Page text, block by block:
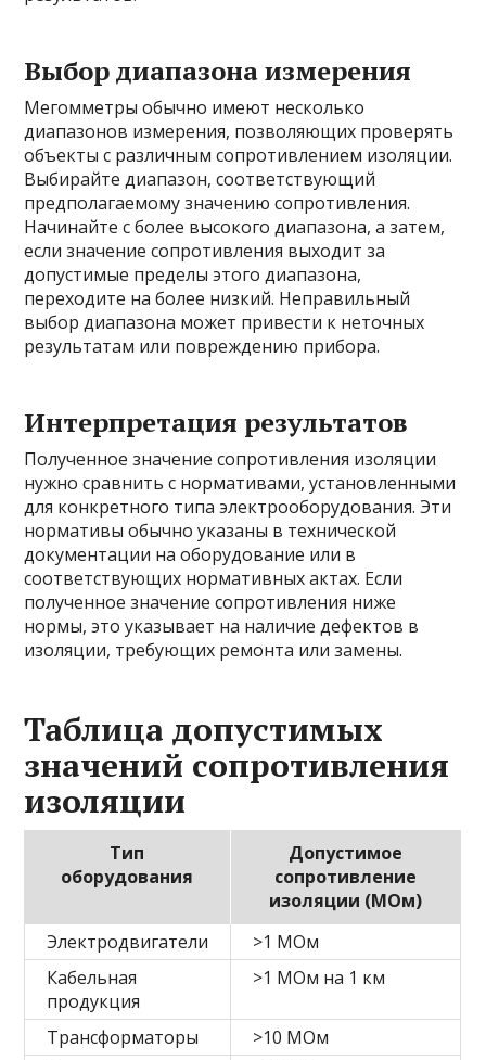
Выбор диапазона измерения
Мегомметры обычно имеют несколько
диапазонов измерения, позволяющих проверять
объекты с различным сопротивлением изоляции.
Выбирайте диапазон, соответствующий
предполагаемому значению сопротивления.
Начинайте с более высокого диапазона, а затем,
если значение сопротивления выходит за
допустимые пределы этого диапазона,
переходите на более низкий. Неправильный
выбор диапазона может привести к неточных
результатам или повреждению прибора.
Интерпретация результатов
Полученное значение сопротивления изоляции
нужно сравнить с нормативами, установленными
для конкретного типа электрооборудования. Эти
нормативы обычно указаны в технической
документации на оборудование или в
соответствующих нормативных актах. Если
полученное значение сопротивления ниже
нормы, это указывает на наличие дефектов в
изоляции, требующих ремонта или замены.
Таблица допустимых
значений сопротивления
изоляции
Тип
оборудования
Допустимое
сопротивление
изоляции (МОм)
Электродвигатели
>1 МОм
Кабельная
продукция
>1 МОм на 1 км
Трансформаторы
>10 МОм